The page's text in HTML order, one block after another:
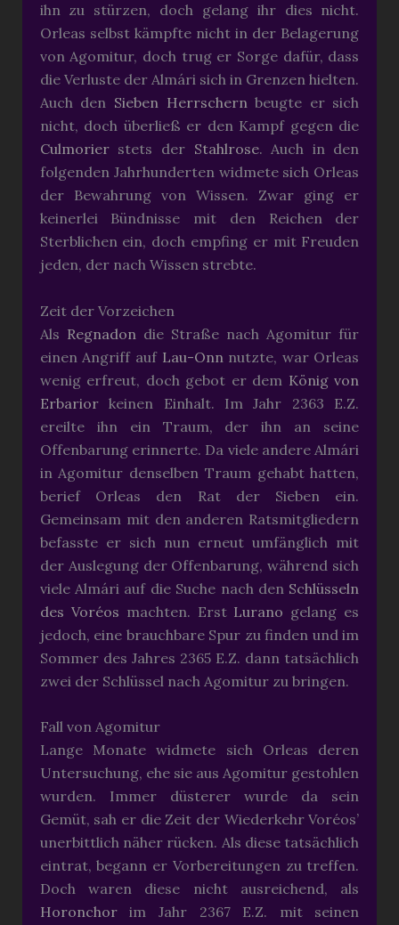
ihn zu stürzen, doch gelang ihr dies nicht.
Orleas selbst kämpfte nicht in der Belagerung
von Agomitur, doch trug er Sorge dafür, dass
die Verluste der Almári sich in Grenzen hielten.
Auch den Sieben Herrschernbeugte er sich
nicht, doch überließ er den Kampf gegen die
Culmorierstets der Stahlrose. Auch in den
folgenden Jahrhunderten widmete sich Orleas
der Bewahrung von Wissen. Zwar ging er
keinerlei Bündnisse mit den Reichen der
Sterblichen ein, doch empfing er mit Freuden
jeden, der nach Wissen strebte.
Zeit der Vorzeichen
Als Regnadon die Straße nach Agomitur für
einen Angriff auf Lau-Onn nutzte, war Orleas
wenig erfreut, doch gebot er dem König von
Erbariorkeinen Einhalt. Im Jahr 2363 E.Z.
ereilte ihn ein Traum, der ihn an seine
Offenbarung erinnerte. Da viele andere Almári
in Agomitur denselben Traum gehabt hatten,
berief Orleas den Rat der Sieben ein.
Gemeinsam mit den anderen Ratsmitgliedern
befasste er sich nun erneut umfänglich mit
der Auslegung der Offenbarung, während sich
viele Almári auf die Suche nach den Schlüsseln
des Voréos machten. Erst Lurano gelang es
jedoch, eine brauchbare Spur zu finden und im
Sommer des Jahres 2365 E.Z. dann tatsächlich
zwei der Schlüssel nach Agomitur zu bringen.
Fall von Agomitur
Lange Monate widmete sich Orleas deren
Untersuchung, ehe sie aus Agomitur gestohlen
wurden. Immer düsterer wurde da sein
Gemüt, sah er die Zeit der Wiederkehr Voréos’
unerbittlich näher rücken. Als diese tatsächlich
eintrat, begann er Vorbereitungen zu treffen.
Doch waren diese nicht ausreichend, als
Horonchorim Jahr 2367 E.Z. mit seinen